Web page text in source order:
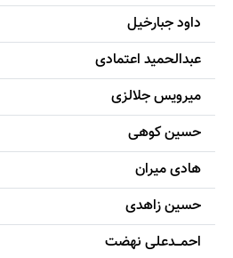
داود جبارخیل
عبدالحمید اعتمادی
میرویس جلالزی
حسين کوهی
هادی ميران
حسين زاهدی
احمـــدعلی نهضت